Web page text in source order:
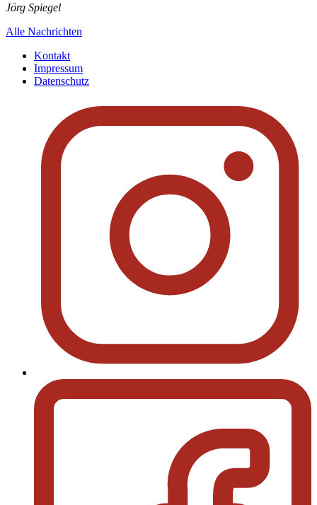
Jörg Spiegel
Alle Nachrichten
Kontakt
Impressum
Datenschutz